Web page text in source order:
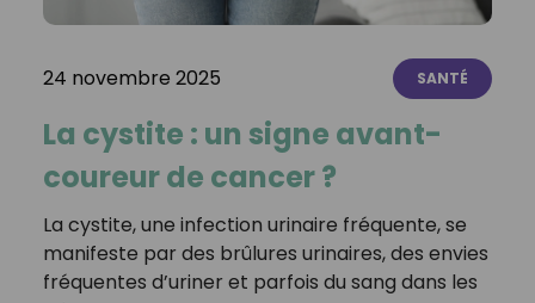
24 novembre 2025 SANTÉ
La cystite : un signe avant-
coureur de cancer ?
La cystite, une infection urinaire fréquente, se
manifeste par des brûlures urinaires, des envies
fréquentes d’uriner et parfois du sang dans les